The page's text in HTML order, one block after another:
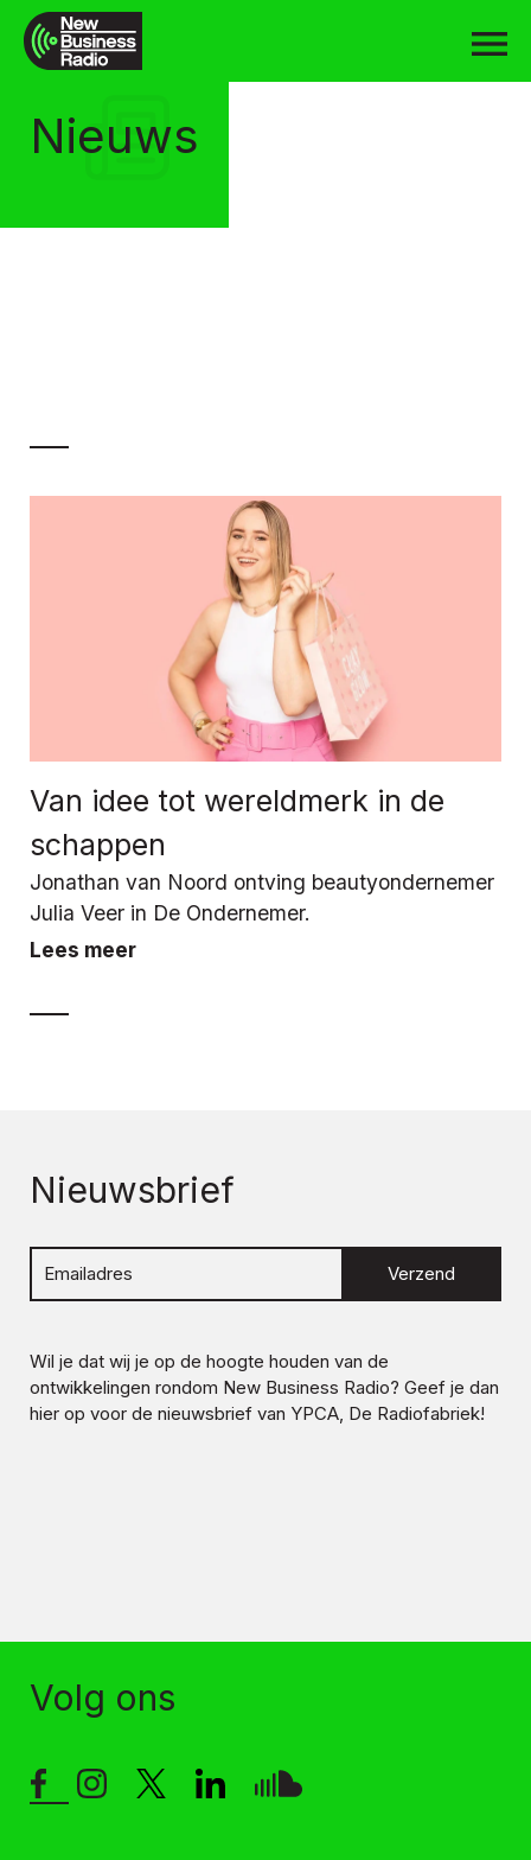
Nieuws
Van idee tot wereldmerk in de
schappen
Jonathan van Noord ontving beautyondernemer
Julia Veer in De Ondernemer.
Lees meer
Nieuwsbrief
Verzend
Wil je dat wij je op de hoogte houden van de
ontwikkelingen rondom New Business Radio? Geef je dan
hier op voor de nieuwsbrief van YPCA, De Radiofabriek!
Volg ons